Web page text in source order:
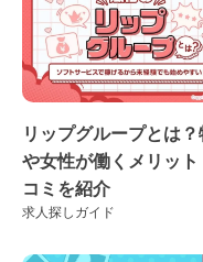
リップグループとは？
や女性が働くメリット
コミを紹介
求人探しガイド